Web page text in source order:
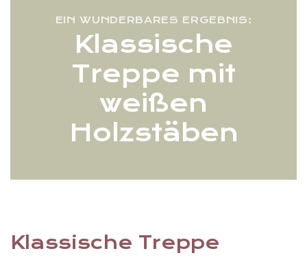
EIN WUNDERBARES ERGEBNIS:
Klassische
Treppe mit
weißen
Holzstäben
Klassische Treppe